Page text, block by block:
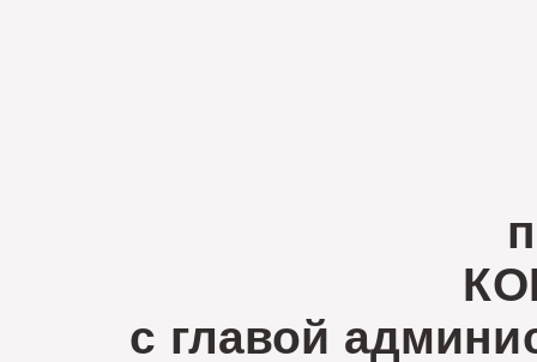
с главой